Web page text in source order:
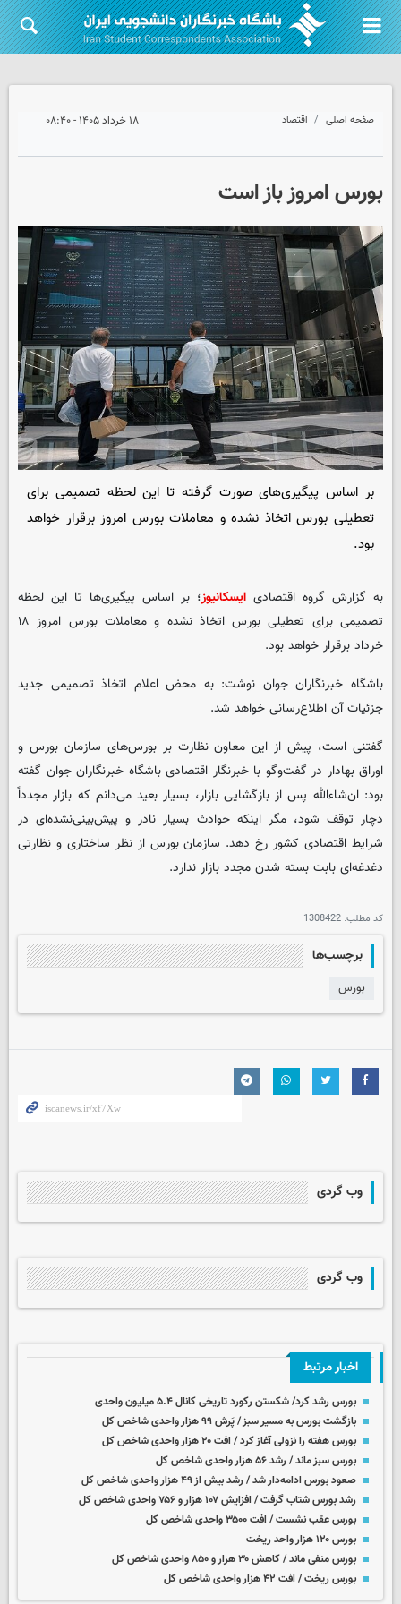
صفحه اصلی اقتصاد ۱۸ خرداد ۱۴۰۵ - ۰۸:۴۰
بورس امروز باز است
بر اساس پیگیری‌های صورت گرفته تا این لحظه تصمیمی برای
تعطیلی بورس اتخاذ نشده و معاملات بورس امروز برقرار خواهد
بود.
به گزارش گروه اقتصادی ایسکانیوز؛ بر اساس پیگیری‌ها تا این لحظه
تصمیمی برای تعطیلی بورس اتخاذ نشده و معاملات بورس امروز ۱۸
خرداد برقرار خواهد بود.
باشگاه خبرنگاران جوان نوشت: به محض اعلام اتخاذ تصمیمی جدید
جزئیات آن اطلاع‌رسانی خواهد شد.
گفتنی است، پیش از این معاون نظارت بر بورس‌های سازمان بورس و
اوراق بهادار در گفت‌وگو با خبرنگار اقتصادی باشگاه خبرنگاران جوان گفته
بود: ان‌شاءالله پس از بازگشایی بازار، بسیار بعید می‌دانم که بازار مجدداً
دچار توقف شود، مگر اینکه حوادث بسیار نادر و پیش‌بینی‌نشده‌ای در
شرایط اقتصادی کشور رخ دهد. سازمان بورس از نظر ساختاری و نظارتی
دغدغه‌ای بابت بسته شدن مجدد بازار ندارد.
کد مطلب: 1308422
برچسب‌ها
بورس
وب گردی
وب گردی
اخبار مرتبط
بورس رشد کرد/ شکستن رکورد تاریخی کانال ۵.۴ میلیون واحدی
بازگشت بورس به مسیر سبز / پَرش ۹۹ هزار واحدی شاخص کل
بورس هفته را نزولی آغاز کرد / افت ۲۰ هزار واحدی شاخص کل
بورس سبز ماند / رشد ۵۶ هزار واحدی شاخص کل
صعود بورس ادامه‌دار شد / رشد بیش از ۴۹ هزار واحدی شاخص کل
رشد بورس شتاب گرفت / افزایش ۱۰۷ هزار و ۷۵۶ واحدی شاخص کل
بورس عقب نشست / افت ۳۵۰۰ واحدی شاخص کل
بورس ۱۲۰ هزار واحد ریخت
بورس منفی ماند / کاهش ۳۰ هزار و ۸۵۰ واحدی شاخص کل
بورس ریخت / افت ۴۲ هزار واحدی شاخص کل